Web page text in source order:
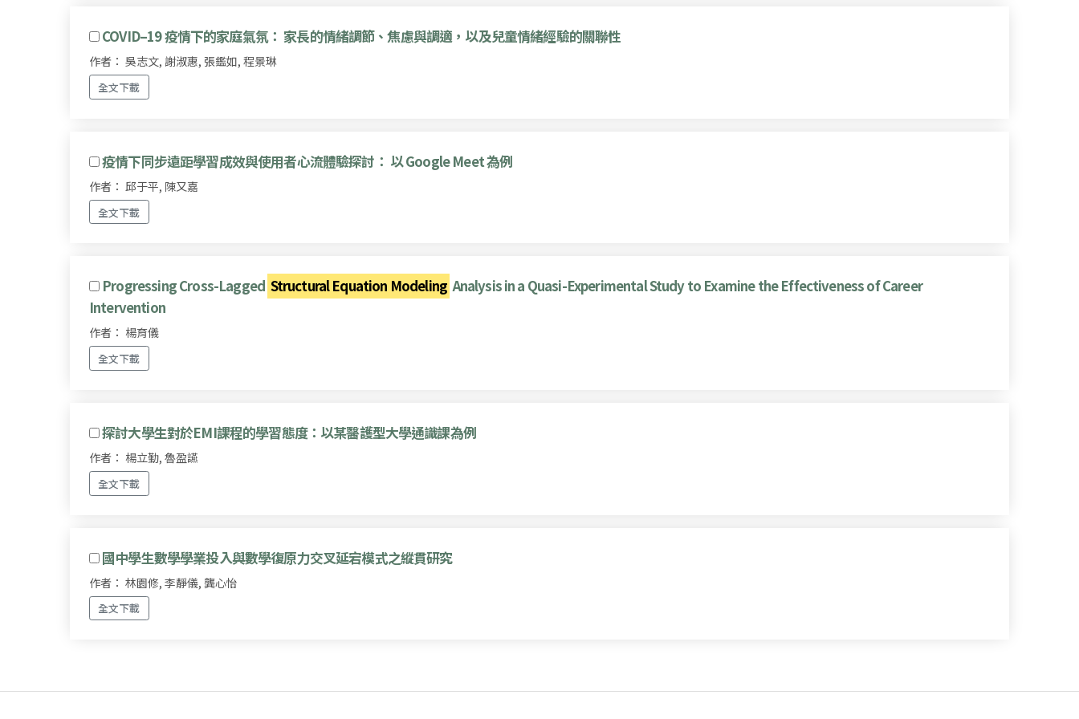
COVID–19 疫情下的家庭氣氛： 家長的情緒調節、焦慮與調適，以及兒童情緒經驗的關聯性
作者： 吳志文, 謝淑惠, 張鑑如, 程景琳
全文下載
疫情下同步遠距學習成效與使用者心流體驗探討： 以 Google Meet 為例
作者： 邱于平, 陳又嘉
全文下載
Progressing Cross-Lagged Structural Equation Modeling Analysis in a Quasi-Experimental Study to Examine the Effectiveness of Career
Intervention
作者： 楊育儀
全文下載
探討大學生對於EMI課程的學習態度：以某醫護型大學通識課為例
作者： 楊立勤, 魯盈讌
全文下載
國中學生數學學業投入與數學復原力交叉延宕模式之縱貫研究
作者： 林園修, 李靜儀, 龔心怡
全文下載